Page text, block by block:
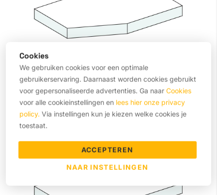
Cookies
We gebruiken cookies voor een optimale
gebruikerservaring. Daarnaast worden cookies gebruikt
voor gepersonaliseerde advertenties. Ga naar Cookies
voor alle cookieinstellingen en lees hier onze privacy
policy. Via instellingen kun je kiezen welke cookies je
toestaat.
ACCEPTEREN
NAAR INSTELLINGEN
Afschuining met ronding
Een combinatie van afschuiningen en afgeronde hoeken
voor maximale flexibiliteit in kleine ruimtes. Perfect om een